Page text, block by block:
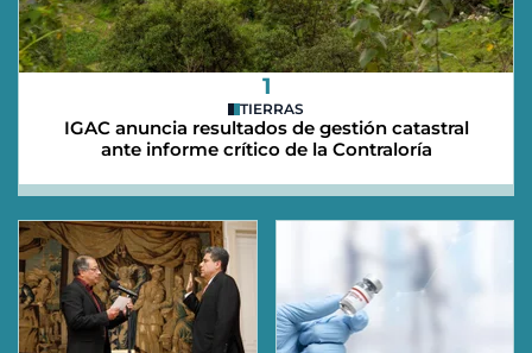
1
TIERRAS
IGAC anuncia resultados de gestión catastral
ante informe crítico de la Contraloría